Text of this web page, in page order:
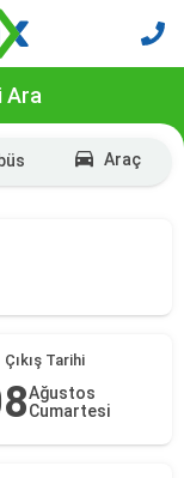
Ara
Araç
Çıkış Tarihi
Ağustos
Cumartesi